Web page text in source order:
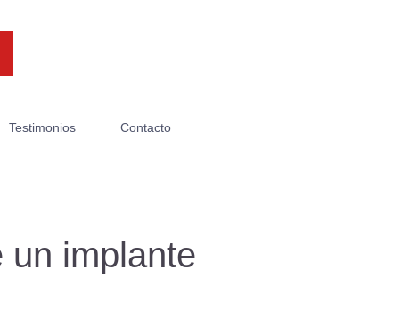
Testimonios Contacto
un implante